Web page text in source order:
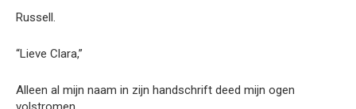
Russell.
“Lieve Clara,”
Alleen al mijn naam in zijn handschrift deed mijn ogen